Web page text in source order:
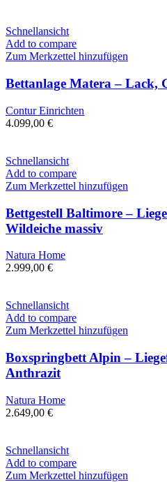
Schnellansicht
Add to compare
Zum Merkzettel hinzufügen
Bettanlage Matera – Lack,
Contur Einrichten
4.099,00 €
Schnellansicht
Add to compare
Zum Merkzettel hinzufügen
Bettgestell Baltimore –
Wildeiche massiv
Natura Home
2.999,00 €
Schnellansicht
Add to compare
Zum Merkzettel hinzufügen
Boxspringbett Alpin –
Anthrazit
Natura Home
2.649,00 €
Schnellansicht
Add to compare
Zum Merkzettel hinzufügen